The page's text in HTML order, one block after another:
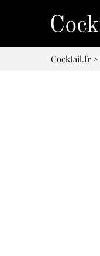
Cocktail.fr>